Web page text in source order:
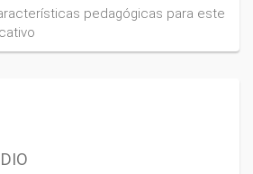
pedagógicas para este